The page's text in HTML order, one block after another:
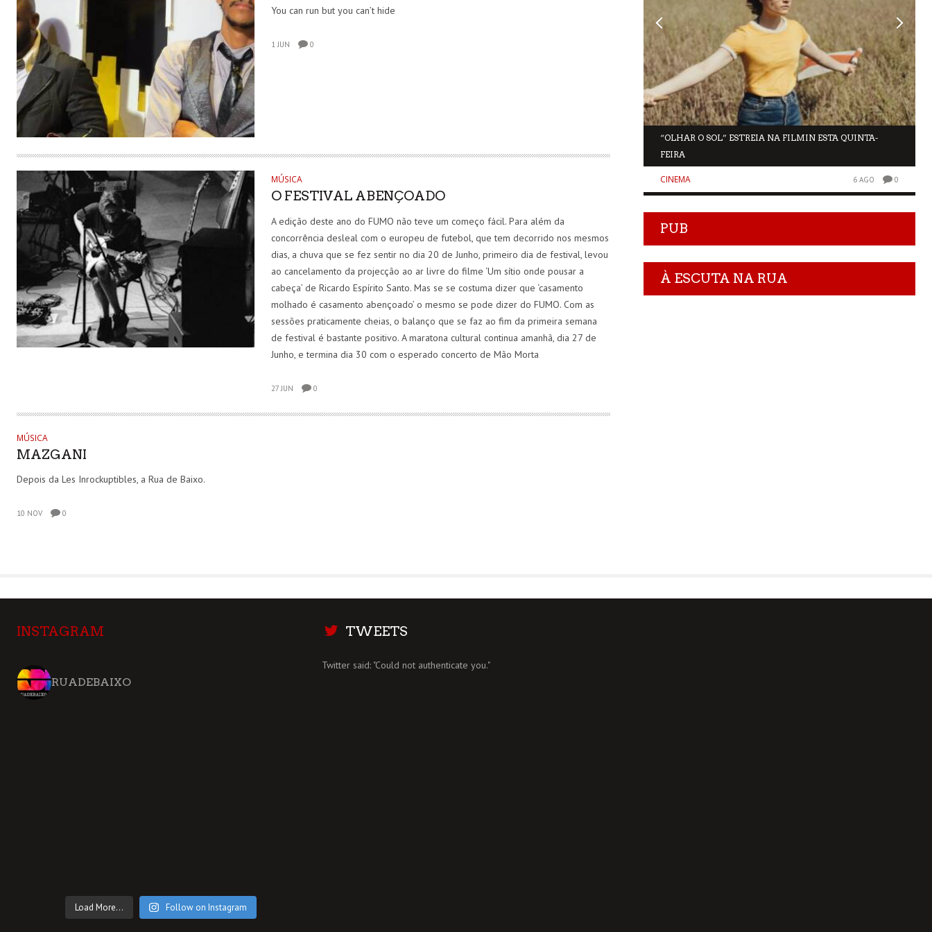
You can run but you can’t hide
1 JUN 0
MÚSICA
O FESTIVAL ABENÇOADO
A edição deste ano do FUMO não teve um começo fácil. Para além da
concorrência desleal com o europeu de futebol, que tem decorrido nos mesmos
dias, a chuva que se fez sentir no dia 20 de Junho, primeiro dia de festival, levou
ao cancelamento da projecção ao ar livre do filme ‘Um sítio onde pousar a
cabeça’ de Ricardo Espírito Santo. Mas se se costuma dizer que ‘casamento
molhado é casamento abençoado’ o mesmo se pode dizer do FUMO. Com as
sessões praticamente cheias, o balanço que se faz ao fim da primeira semana
de festival é bastante positivo. A maratona cultural continua amanhã, dia 27 de
Junho, e termina dia 30 com o esperado concerto de Mão Morta
27 JUN 0
MÚSICA
MAZGANI
Depois da Les Inrockuptibles, a Rua de Baixo.
10 NOV 0
“OLHAR O SOL” ESTREIA NA FILMIN ESTA QUINTA-
FEIRA
CINEMA 6 AGO 0
QUE VESTE O ESPÍRITO MALANDRO
PUB
À ESCUTA NA RUA
INSTAGRAM
RUADEBAIXO
Load More... Follow on Instagram
TWEETS
Twitter said: "Could not authenticate you."